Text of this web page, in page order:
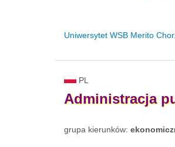
Uniwersytet WSB Merito
PL
Administracja
grupa kierunków: